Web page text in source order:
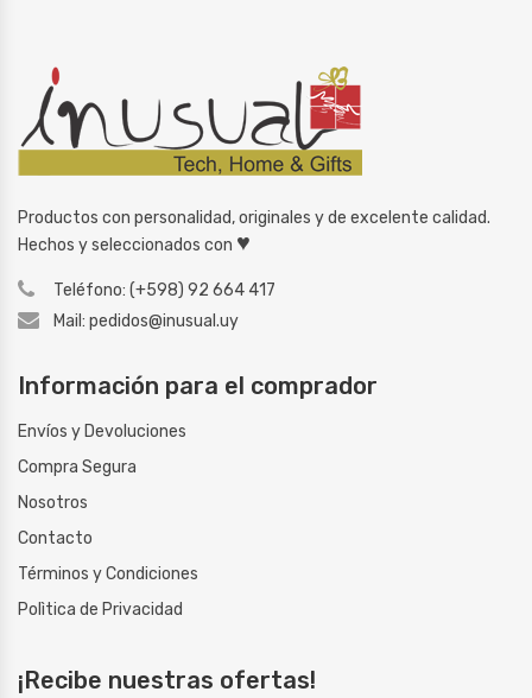
Productos con personalidad, originales y de excelente calidad.
Hechos y seleccionados con ♥
Teléfono: (+598) 92 664 417
Mail: pedidos@inusual.uy
Información para el comprador
Envíos y Devoluciones
Compra Segura
Nosotros
Contacto
Términos y Condiciones
Polìtica de Privacidad
¡Recibe nuestras ofertas!